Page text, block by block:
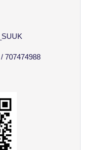
707474988